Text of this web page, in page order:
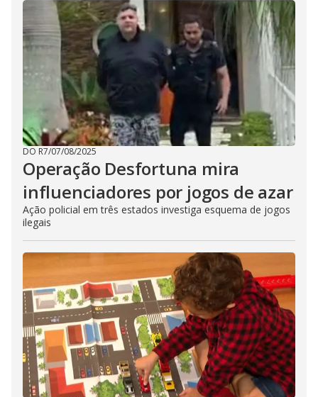
DO R7/07/08/2025
Operação Desfortuna mira
influenciadores por jogos de azar
Ação policial em três estados investiga esquema de jogos
ilegais